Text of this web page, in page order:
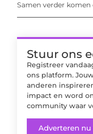
Samen verder
Stuur ons
Registreer
ons platform.
anderen
impact en word
community waar
Adverteren nu